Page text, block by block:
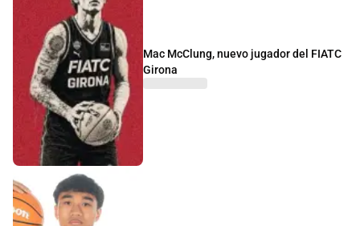
Mac McClung, nuevo jugador del FIATC
Girona